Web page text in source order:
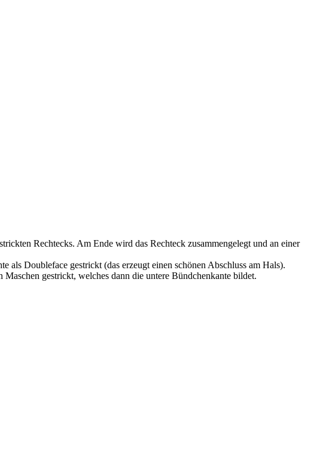
Rechtecks. Am Ende wird das Rechteck zusammengelegt und an einer
Doubleface gestrickt (das erzeugt einen schönen Abschluss am Hals).
gestrickt, welches dann die untere Bündchenkante bildet.